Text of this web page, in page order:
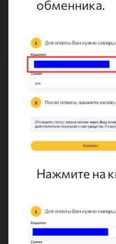
обменника.
Нажмите на